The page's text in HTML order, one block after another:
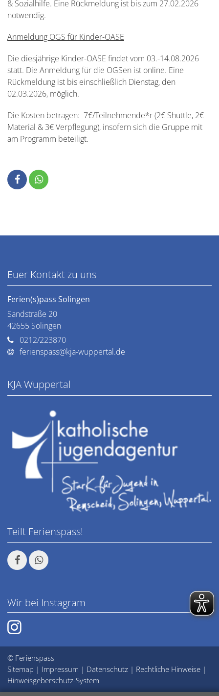
& Sozialhilfe. Eine Rückmeldung ist bis zum 27.02.2026
notwendig.
Anmeldung OGS für Kinder-OASE
Die diesjährige Kinder-OASE findet vom 03.-14.08.2026
statt. Die Anmeldung für die OGSen ist online. Eine
Rückmeldung ist bis einschließlich Dienstag, den
02.03.2026, möglich.
Die Kosten betragen: 7€/Teilnehmende*r (2€ Shuttle, 2€
Material & 3€ Verpflegung), insofern sich die Gruppe mit
am Programm beteiligt.
Euer Kontakt zu uns
Ferien(s)pass Solingen
Sandstraße 20
42655 Solingen
0212/223870
ferienspass@kja-wuppertal.de
KJA Wuppertal
Teilt Ferienspass!
Wir bei Instagram
© Ferienspass
Sitemap | Impressum | Datenschutz | Rechtliche Hinweise |
Hinweisgeberschutz-System